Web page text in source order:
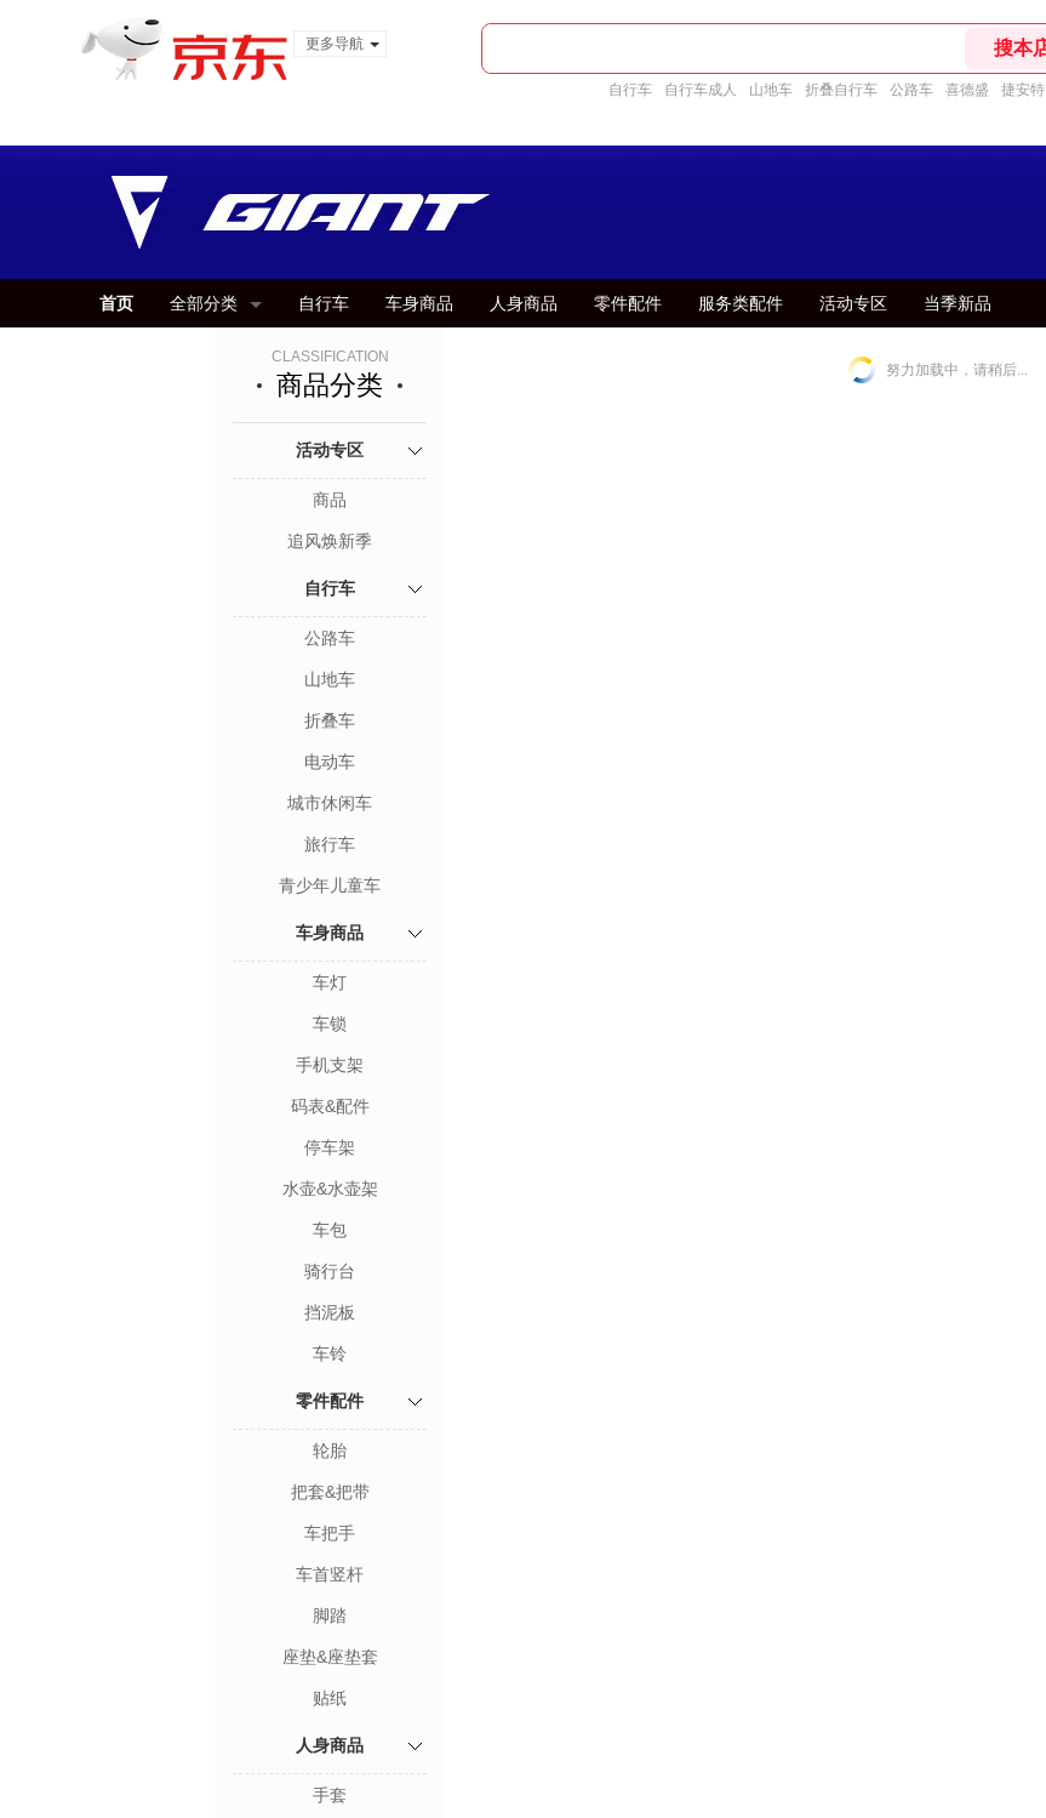
更多导航
自行车 自行车成人 山地车 折叠自行车 公路车 喜德盛 捷安特
首页 全部分类 自行车 车身商品 人身商品 零件配件 服务类配件 活动专区 当季新品
CLASSIFICATION
商品分类
活动专区
商品
追风焕新季
自行车
公路车
山地车
折叠车
电动车
城市休闲车
旅行车
青少年儿童车
车身商品
车灯
车锁
手机支架
码表&配件
停车架
水壶&水壶架
车包
骑行台
挡泥板
车铃
零件配件
轮胎
把套&把带
车把手
车首竖杆
脚踏
座垫&座垫套
贴纸
人身商品
手套
努力加载中，请稍后...